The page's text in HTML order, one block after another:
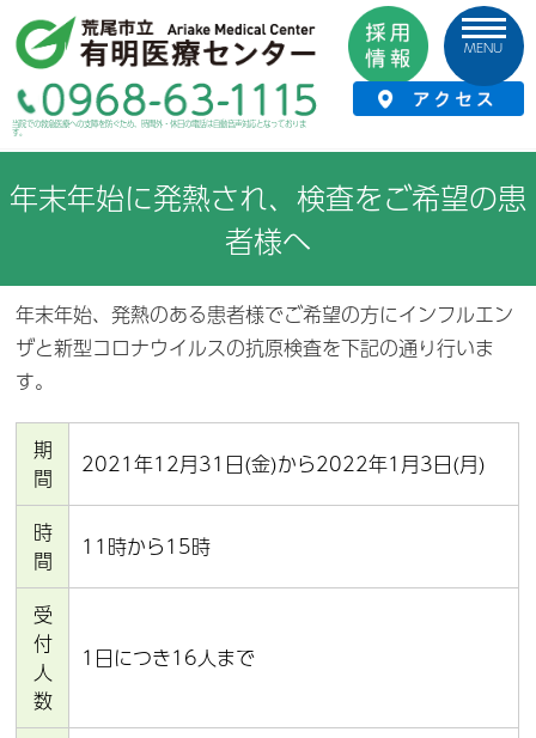
当院での救急医療への支障を防ぐため、時間外・休日の電話は自動音声対応となっておりま
す。
MENU
HOME › お知らせ › 年末年始に発熱され、検査をご希望の患者様へ
年末年始に発熱され、検査をご希望の患
者様へ
年末年始、発熱のある患者様でご希望の方にインフルエン
ザと新型コロナウイルスの抗原検査を下記の通り行いま
す。
期
間
2021年12月31日(金)から2022年1月3日(月)
時
間
11時から15時
受
付
人
数
1日につき16人まで